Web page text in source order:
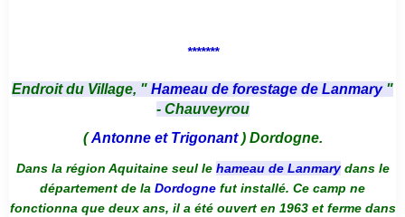
*******
Endroit du Village, " Hameau de forestage de Lanmary "
- Chauveyrou
(Antonne et Trigonant) Dordogne.
Dans la région Aquitaine seul le hameau de Lanmarydans le
département de la Dordogne fut installé. Ce camp ne
fonctionna que deux ans, il a été ouvert en 1963 et ferme dans